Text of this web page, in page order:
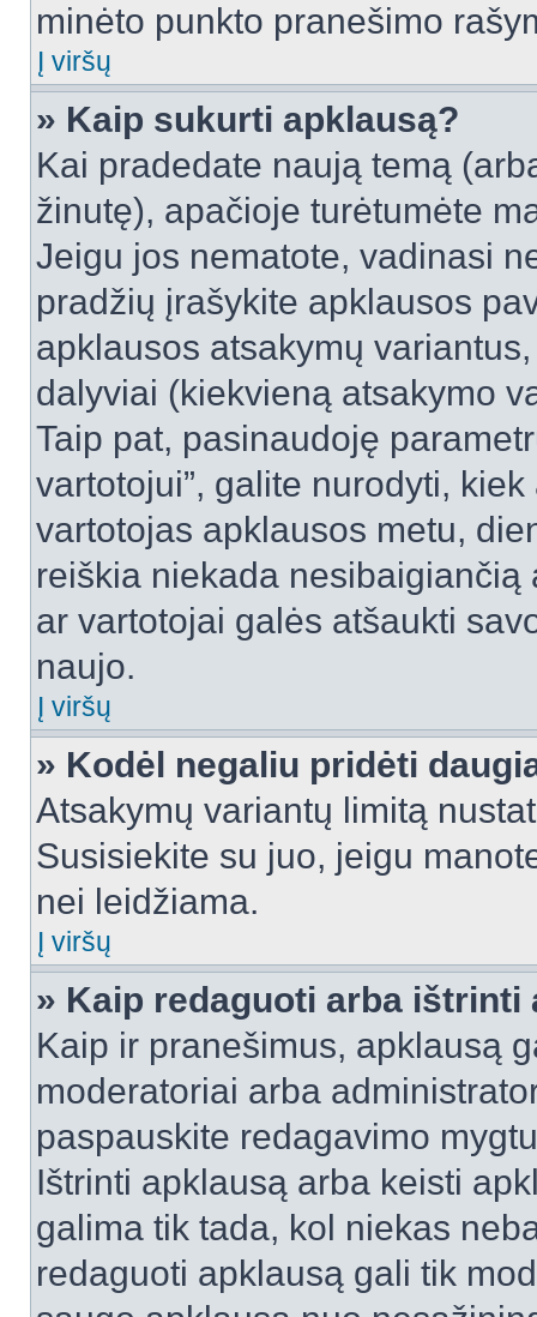
minėto punkto pranešimo
Į viršų
» Kaip sukurti apklausą?
Kai pradedate naują temą
žinutę), apačioje turėtumėte
Jeigu jos nematote, vadinasi
pradžių įrašykite apklausos
apklausos atsakymų
dalyviai (kiekvieną atsakymo
Taip pat, pasinaudoję
vartotojui”, galite nurodyti,
vartotojas apklausos metu,
reiškia niekada
ar vartotojai galės atšaukti
naujo.
Į viršų
» Kodėl negaliu pridėti
Atsakymų variantų limitą
Susisiekite su juo, jeigu
nei leidžiama.
Į viršų
» Kaip redaguoti arba ištrinti
Kaip ir pranešimus, apklausą
moderatoriai arba
paspauskite redagavimo
Ištrinti apklausą arba keisti
galima tik tada, kol niekas
redaguoti apklausą gali tik